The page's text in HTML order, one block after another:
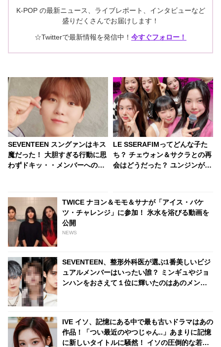
K-POP の最新ニュース、ライブレポート、インタビューなど
盛りだくさんでお届けします！
☆Twitterで最新情報を発信中！ 今すぐフォロー！
SEVENTEEN スングァンはキス
魔だった！ 大胆すぎる行動に思
わずドキッ・・メンバーへの愛
LE SSERAFIMってどんな子た
ち？ チェウォン＆サクラとの再
会はどうだった？ ユンジンがメ
TWICE ナヨン＆モモ＆サナが「アイス・バケ
ツ・チャレンジ」に参加！ 氷水を浴びる動画を
公開
NEWS
SEVENTEEN、整形外科医が選ぶ1番美しいビジ
ュアルメンバーはいったい誰？ ミンギュやジョ
ンハンをおさえて１位に輝いたのはあのメンバ
IVE イソ、記憶にある中で最も古いドラマはあの
作品！「つい最近のやつじゃん..」あまりに記憶
に新しいタイトルに騒然！ イソの圧倒的な若さ